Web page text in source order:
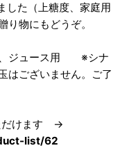
した（上糖度、家庭用
物にもどうぞ。
ジュース用 ※シナ
はございません。ご了
だけます →
list/62